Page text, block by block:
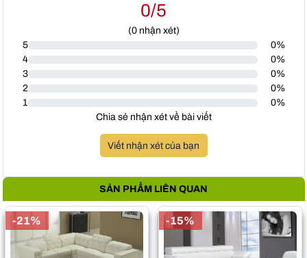
0/5
(0nhận xét)
5
0%
4
0%
3
0%
2
0%
1
0%
Chia sẻ nhận xét về bài viết
Viết nhận xét của bạn
SẢN PHẨM LIÊN QUAN
-21% -15%